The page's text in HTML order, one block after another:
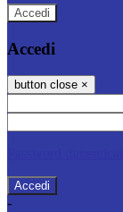
Accedi
Accedi
button close ×
-